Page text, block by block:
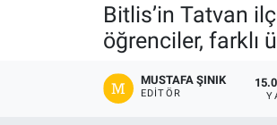
Bitlis’in Tatvan
öğrenciler, farklı
MUSTAFA ŞINIK
EDITÖR
Ekonomi
Haber Arşivi